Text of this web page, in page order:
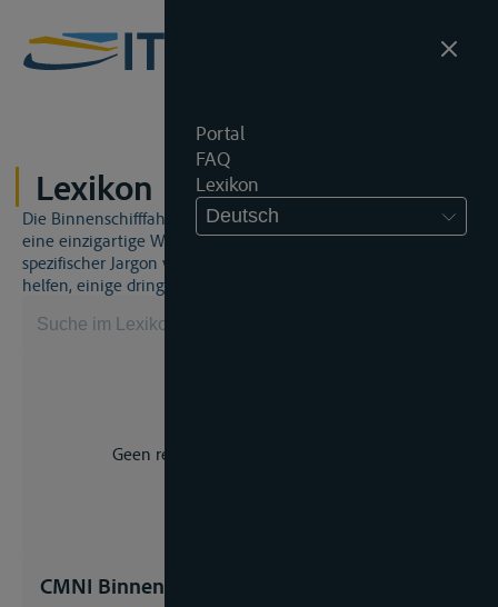
Portal
FAQ
Lexikon
Deutsch
Lexikon
Die Binnenschifffahrt und das Binnenschifffahrtsrecht sind
eine einzigartige Welt. Dies bedeutet, dass häufig ein
spezifischer Jargon verwendet wird. Dieses Lexikon wird Ihnen
helfen, einige dringend benötigte Begriffe zu beherrschen.
Geen resultaat voor uw zoekopdracht.
CMNI Binnengewässer